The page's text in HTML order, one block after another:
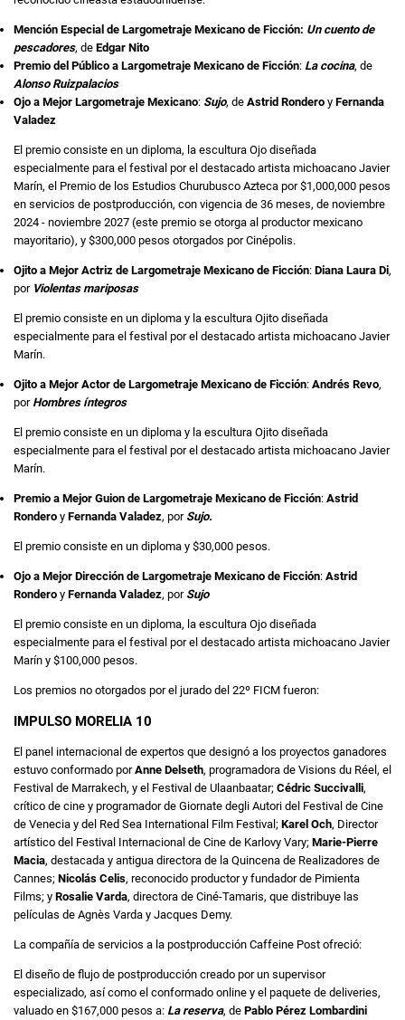
Mención Especial de Largometraje Mexicano de Ficción: Un cuento de
pescadores, de Edgar Nito
Premio del Público a Largometraje Mexicano de Ficción: La cocina, de
Alonso Ruizpalacios
Ojo a Mejor Largometraje Mexicano: Sujo, de Astrid Rondero y Fernanda
Valadez
El premio consiste en un diploma, la escultura Ojo diseñada
especialmente para el festival por el destacado artista michoacano Javier
Marín, el Premio de los Estudios Churubusco Azteca por $1,000,000 pesos
en servicios de postproducción, con vigencia de 36 meses, de noviembre
2024 - noviembre 2027 (este premio se otorga al productor mexicano
mayoritario), y $300,000 pesos otorgados por Cinépolis.
Ojito a Mejor Actriz de Largometraje Mexicano de Ficción: Diana Laura Di,
por Violentas mariposas
El premio consiste en un diploma y la escultura Ojito diseñada
especialmente para el festival por el destacado artista michoacano Javier
Marín.
Ojito a Mejor Actor de Largometraje Mexicano de Ficción: Andrés Revo,
por Hombres íntegros
El premio consiste en un diploma y la escultura Ojito diseñada
especialmente para el festival por el destacado artista michoacano Javier
Marín.
Premio a Mejor Guion de Largometraje Mexicano de Ficción: Astrid
Rondero y Fernanda Valadez, por Sujo.
El premio consiste en un diploma y $30,000 pesos.
Ojo a Mejor Dirección de Largometraje Mexicano de Ficción: Astrid
Rondero y Fernanda Valadez, por Sujo
El premio consiste en un diploma, la escultura Ojo diseñada
especialmente para el festival por el destacado artista michoacano Javier
Marín y $100,000 pesos.
Los premios no otorgados por el jurado del 22º FICM fueron:
IMPULSO MORELIA 10
El panel internacional de expertos que designó a los proyectos ganadores
estuvo conformado porAnne Delseth, programadora de Visions du Réel, el
Festival de Marrakech, y el Festival de Ulaanbaatar; Cédric Succivalli,
crítico de cine y programador de Giornate degli Autori del Festival de Cine
de Venecia y del Red Sea International Film Festival; Karel Och, Director
artístico del Festival Internacional de Cine de Karlovy Vary; Marie-Pierre
Macia, destacada y antigua directora de la Quincena de Realizadores de
Cannes; Nicolás Celis, reconocido productor y fundador de Pimienta
Films; y Rosalie Varda, directora de Ciné-Tamaris, que distribuye las
películas de Agnès Varda y Jacques Demy.
La compañía de servicios a la postproducción Caffeine Post ofreció:
El diseño de flujo de postproducción creado por un supervisor
especializado, así como el conformado online y el paquete de deliveries,
valuado en $167,000 pesos a: La reserva, de Pablo Pérez Lombardini